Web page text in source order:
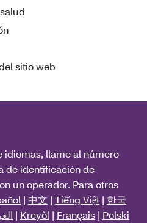
sitio web
idiomas, llame al número
de identificación de
un operador. Para otros
| 中文 | Tiếng Việt | 한국
| Kreyòl | Français | Polski